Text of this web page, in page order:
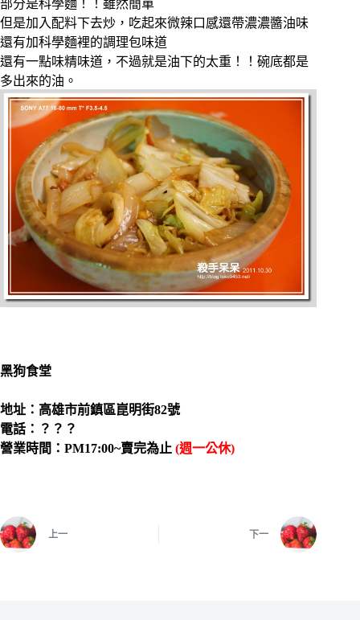
部分是科學麵！！雖然簡單
但是加入配料下去炒，吃起來微辣口感還帶濃濃醬油味
還有加科學麵裡的調理包味道
還有一點味精味道，不過就是油下的太重！！碗底都是
多出來的油。
黑狗食堂
地址：高雄市前鎮區崑明街82號
電話：？？？
營業時間：PM17:00~賣完為止 (週一公休)
上一 下一